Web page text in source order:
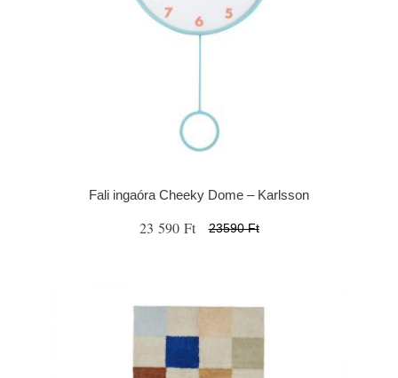
Fali ingaóra Cheeky Dome – Karlsson
23 590 Ft 23590 Ft